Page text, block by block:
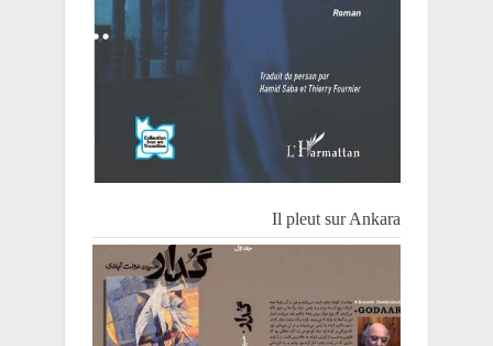
Il pleut sur Ankara